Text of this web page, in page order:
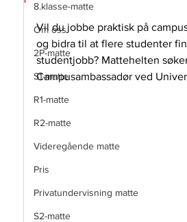
8.klasse-matte
Om oss
2P-matte
S1-matte
R1-matte
R2-matte
Videregående matte
Pris
Privatundervisning matte
S2-matte
Vil du jobbe praktisk på
og bidra til at flere studenter
studentjobb? Mattehelten
Campusambassadør ved